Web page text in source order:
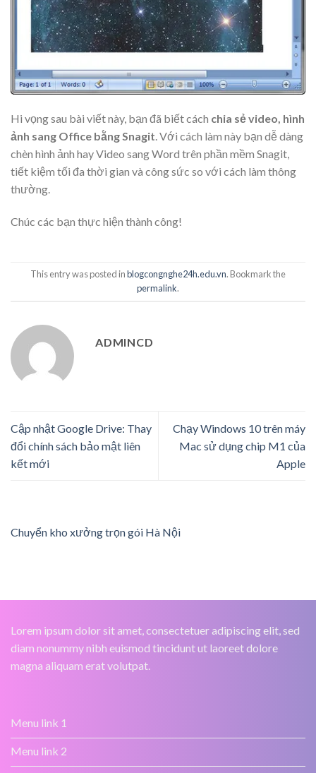
Hi vọng sau bài viết này, bạn đã biết cách chia sẻ video, hình
ảnh sang Office bằng Snagit. Với cách làm này bạn dễ dàng
chèn hình ảnh hay Video sang Word trên phần mềm Snagit,
tiết kiệm tối đa thời gian và công sức so với cách làm thông
thường.
Chúc các bạn thực hiện thành công!
This entry was posted inblogcongnghe24h.edu.vn. Bookmark the
permalink.
ADMINCD
Cập nhật Google Drive: Thay
đổi chính sách bảo mật liên
kết mới
Chạy Windows 10 trên máy
Mac sử dụng chip M1 của
Apple
Chuyển kho xưởng trọn gói Hà Nội
Lorem ipsum dolor sit amet, consectetuer adipiscing elit, sed
diam nonummy nibh euismod tincidunt ut laoreet dolore
magna aliquam erat volutpat.
Menu link 1
Menu link 2